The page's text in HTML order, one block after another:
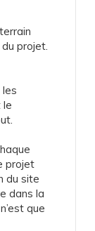
projet.
le
projet
du site
dans la
que